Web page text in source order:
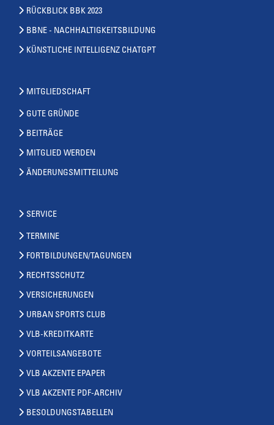
RÜCKBLICK BBK 2023
BBNE - NACHHALTIGKEITSBILDUNG
KÜNSTLICHE INTELLIGENZ CHATGPT
MITGLIEDSCHAFT
GUTE GRÜNDE
BEITRÄGE
MITGLIED WERDEN
ÄNDERUNGSMITTEILUNG
SERVICE
TERMINE
FORTBILDUNGEN/TAGUNGEN
RECHTSSCHUTZ
VERSICHERUNGEN
URBAN SPORTS CLUB
VLB-KREDITKARTE
VORTEILSANGEBOTE
VLB AKZENTE EPAPER
VLB AKZENTE PDF-ARCHIV
BESOLDUNGSTABELLEN